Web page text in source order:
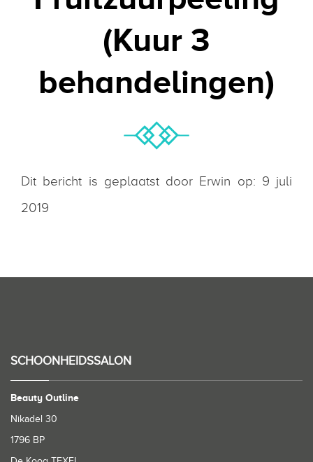
(Kuur 3
behandelingen)
Dit bericht is geplaatst door Erwin op: 9 juli
2019
SCHOONHEIDSSALON
Beauty Outline
Nikadel 30
1796 BP